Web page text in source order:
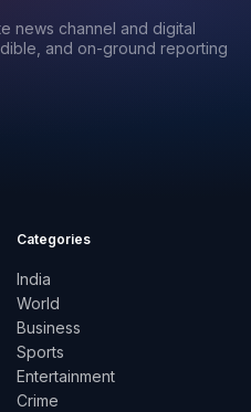
news channel and digital
and on-ground reporting
Categories
India
World
Business
Sports
Entertainment
Crime